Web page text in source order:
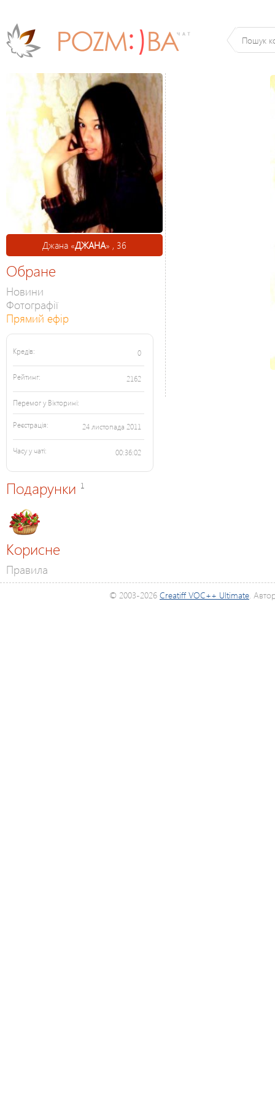
Джана «ДЖАНА» , 36
Обране
Новини
Фотографії
Прямий ефір
Кредів: 0
Рейтинг: 2162
Перемог у Вікторині:
Реєстрація: 24 листопада 2011
Часу у чаті: 00:36:02
Подарунки 1
Корисне
Правила
© 2003-2026 Creatiff VOC++ Ultimate.